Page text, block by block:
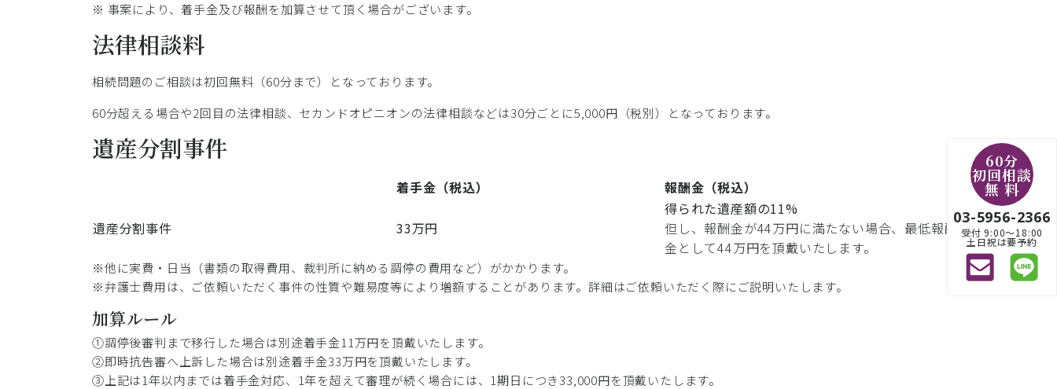
※ 事案により、着手金及び報酬を加算させて頂く場合がございます。
法律相談料
相続問題のご相談は初回無料（60分まで）となっております。
60分超える場合や2回目の法律相談、セカンドオピニオンの法律相談などは30分ごとに5,000円（税別）となっております。
遺産分割事件
着手金（税込） 報酬金（税込）
遺産分割事件 33万円
得られた遺産額の11%
但し、報酬金が44万円に満たない場合、最低報酬
金として44万円を頂戴いたします。
※他に実費・日当（書類の取得費用、裁判所に納める調停の費用など）がかかります。
※弁護士費用は、ご依頼いただく事件の性質や難易度等により増額することがあります。詳細はご依頼いただく際にご説明いたします。
加算ルール
①調停後審判まで移行した場合は別途着手金11万円を頂戴いたします。
②即時抗告審へ上訴した場合は別途着手金33万円を頂戴いたします。
③上記は1年以内までは着手金対応、1年を超えて審理が続く場合には、1期日につき33,000円を頂戴いたします。
60分
初回相談
無 料
03-5956-2366
受付 9:00〜18:00
土日祝は要予約